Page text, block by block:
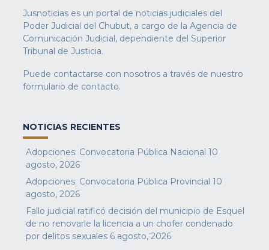
Jusnoticias es un portal de noticias judiciales del
Poder Judicial del Chubut, a cargo de la Agencia de
Comunicación Judicial, dependiente del Superior
Tribunal de Justicia.
Puede contactarse con nosotros a través de nuestro
formulario de contacto.
NOTICIAS RECIENTES
Adopciones: Convocatoria Pública Nacional 10
agosto, 2026
Adopciones: Convocatoria Pública Provincial 10
agosto, 2026
Fallo judicial ratificó decisión del municipio de Esquel
de no renovarle la licencia a un chofer condenado
por delitos sexuales 6 agosto, 2026